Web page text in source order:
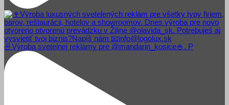
🍜Výroba svetelnej reklamy pre @mandarin_kosice🍚. P